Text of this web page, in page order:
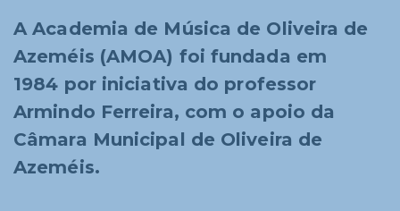
A Academia de Música de Oliveira de
Azeméis (AMOA) foi fundada em
1984 por iniciativa do professor
Armindo Ferreira, com o apoio da
Câmara Municipal de Oliveira de
Azeméis.